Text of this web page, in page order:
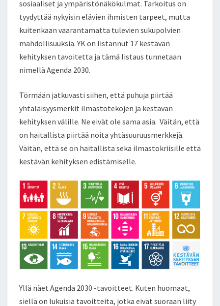
sosiaaliset ja ympäristönäkökulmat. Tarkoitus on
tyydyttää nykyisin elävien ihmisten tarpeet, mutta
kuitenkaan vaarantamatta tulevien sukupolvien
mahdollisuuksia. YK on listannut 17 kestävän
kehityksen tavoitetta ja tämä listaus tunnetaan
nimellä Agenda 2030.
Törmään jatkuvasti siihen, että puhuja piirtää
yhtäläisyysmerkit ilmastotekojen ja kestävän
kehityksen välille. Ne eivät ole sama asia. Väitän, että
on haitallista piirtää noita yhtäsuuruusmerkkejä.
Väitän, että se on haitallista sekä ilmastokriisille että
kestävän kehityksen edistämiselle.
Yllä näet Agenda 2030 -tavoitteet. Kuten huomaat,
siellä on lukuisia tavoitteita, jotka eivät suoraan liity